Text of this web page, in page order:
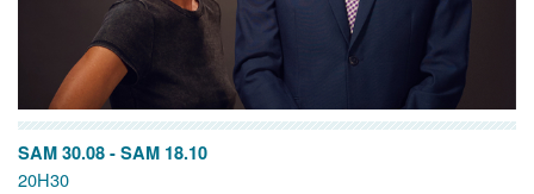
SAM 30.08 - SAM 18.10
20H30